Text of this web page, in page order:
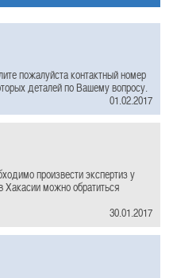
пожалуйста контактный номер
деталей по Вашему вопросу.
01.02.2017
произвести экспертиз у
Хакасии можно обратиться
30.01.2017